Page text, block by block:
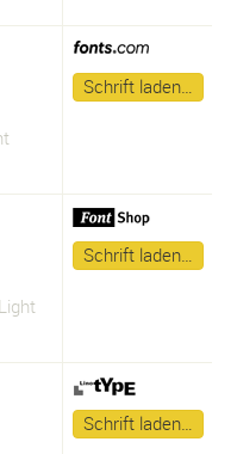
Schrift laden…
Schrift laden…
Schrift laden…